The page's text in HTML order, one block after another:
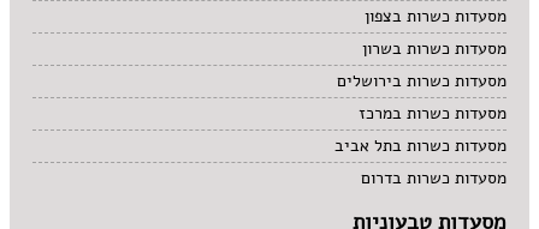
מסעדות כשרות בצפון
מסעדות כשרות בשרון
מסעדות כשרות בירושלים
מסעדות כשרות במרכז
מסעדות כשרות בתל אביב
מסעדות כשרות בדרום
מסעדות טבעוניות